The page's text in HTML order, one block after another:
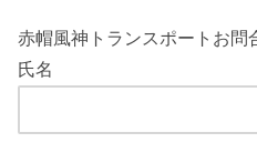
赤帽風神トランスポートお問
氏名